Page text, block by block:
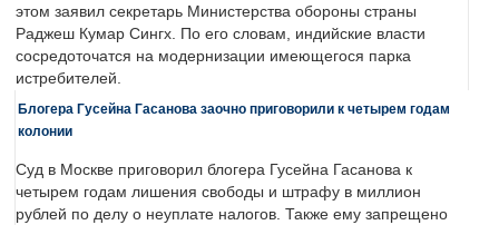
этом заявил секретарь Министерства обороны страны
Раджеш Кумар Сингх. По его словам, индийские власти
сосредоточатся на модернизации имеющегося парка
истребителей.
Блогера Гусейна Гасанова заочно приговорили к четырем годам
колонии
Суд в Москве приговорил блогера Гусейна Гасанова к
четырем годам лишения свободы и штрафу в миллион
рублей по делу о неуплате налогов. Также ему запрещено